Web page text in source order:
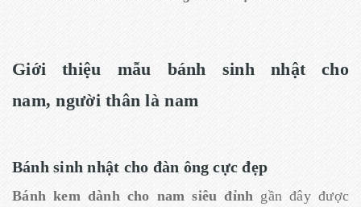
Giới thiệu mẫu bánh sinh nhật cho
nam, người thân là nam
Bánh sinh nhật cho đàn ông cực đẹp
Bánh kem dành cho nam siêu đỉnh gần đây được